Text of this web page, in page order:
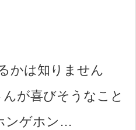
かは知りません
が喜びそうなこと
ンゲホン…